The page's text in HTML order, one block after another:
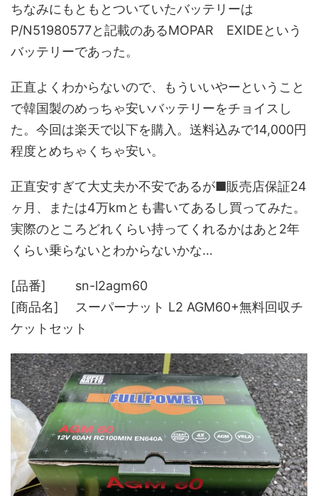
ちなみにもともとついていたバッテリーは
P/N51980577と記載のあるMOPAR EXIDEという
バッテリーであった。
正直よくわからないので、もういいやーということ
で韓国製のめっちゃ安いバッテリーをチョイスし
た。今回は楽天で以下を購入。送料込みで14,000円
程度とめちゃくちゃ安い。
正直安すぎて大丈夫か不安であるが■販売店保証24
ヶ月、または4万kmとも書いてあるし買ってみた。
実際のところどれくらい持ってくれるかはあと2年
くらい乗らないとわからないかな…
[品番] sn-l2agm60
[商品名] スーパーナット L2 AGM60+無料回収チ
ケットセット